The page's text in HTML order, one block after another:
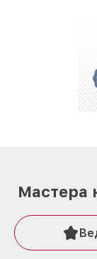
Мастера